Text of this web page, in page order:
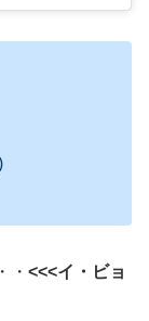
・ <<<イ・ビョ